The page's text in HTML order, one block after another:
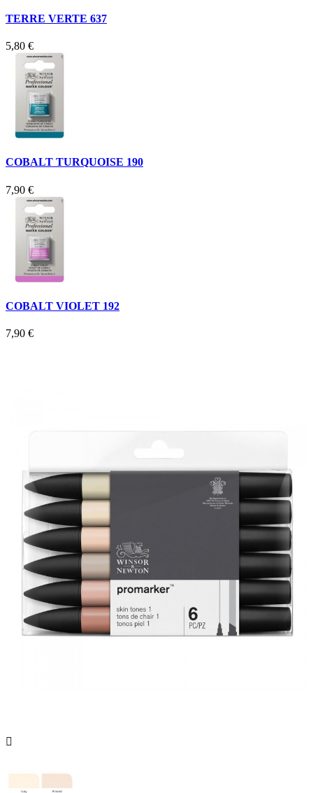
TERRE VERTE 637
5,80 €
COBALT TURQUOISE 190
7,90 €
COBALT VIOLET 192
7,90 €
